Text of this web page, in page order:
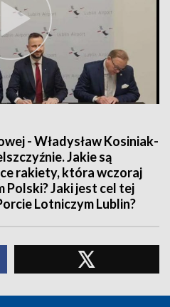
- Władysław Kosiniak-
Jakie są
rakiety, która wczoraj
Jaki jest cel tej
Lotniczym Lublin?